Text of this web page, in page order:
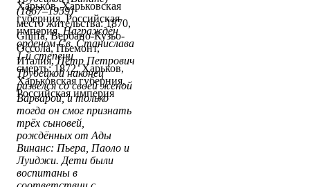
(1867–1959)
место жительства: 1870,
Ghiffa, Вербано-Кузьо-
Оссола, Пьемонт,
Италия,Пётр Петрович
Трубецкой наконец
развёлся со своей женой
Варварой, и только
тогда он смог признать
трёх сыновей,
рождённых от Ады
Винанс: Пьера, Паоло и
Луиджи. Дети были
воспитаны в
Харьков, Харьковская
губерния, Российская
империя,Награждён
орденом Св. Станислава
1-й степени
смерть: 1872, Харьков,
Харьковская губерния,
Российская империя